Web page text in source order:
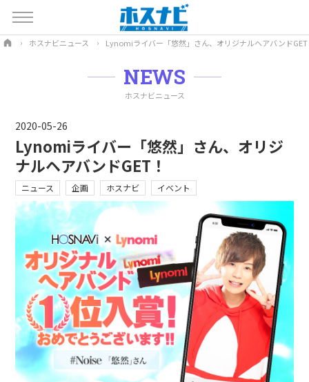
ホスナビニュース Lynomiライバー「悠然」さん、オリジナルヘアバンド
NEWS
ホスナビニュース
2020-05-26
Lynomiライバー「悠然」さん、オリジ
ナルヘアバンドGET！
ニュース 企画 ホスナビ イベント